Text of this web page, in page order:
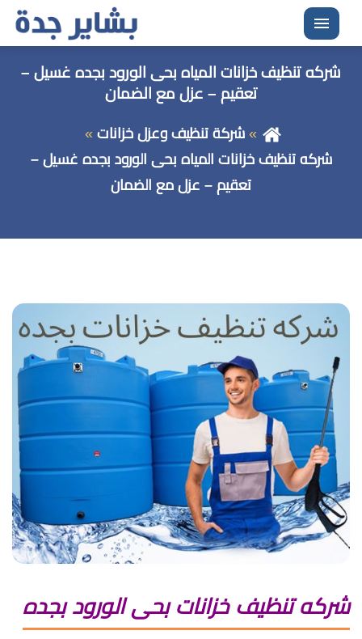
القائمة
شركه تنظيف خزانات المياه بحى الورود بجده غسيل –
تعقيم – عزل مع الضمان
شركة تنظيف وعزل خزانات
شركه تنظيف خزانات المياه بحى الورود بجده غسيل –
تعقيم – عزل مع الضمان
شركه تنظيف خزانات بحى الورود بجده